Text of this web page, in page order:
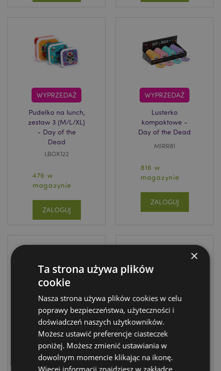
WYPRZEDAŻ
Pudełko na lunch,
zestaw 3 (M/L/XL)
- Day of the
Dead
LBOX122
476 w
magazynie
ZALOGUJ
WYPRZEDAŻ
Lusterko
kompaktowe -
Day of the Dead
MIRR81
816 w
magazynie
ZALOGUJ
WYPRZEDAŻ
Zestaw do
częściowy - Day
of the Dead
WYPRZEDAŻ
Pilnik do paznokci
Dead
NAIL159
×
Ta strona używa plików
cookie
Nasza strona używa plików cookies w celu
poprawy bezpieczeństwa, użyteczności i
doświadczeń naszych użytkowników.
Możesz ustawić preferencje ciasteczek
poniżej. Możesz zmienić ustawiania w
dowolnym momencie klikając na ikonę.
Więcej informacji znajdziesz w zakładce